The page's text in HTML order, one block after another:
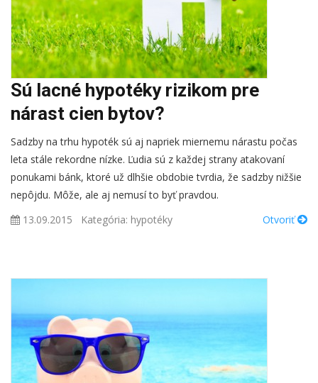
Sú lacné hypotéky rizikom pre
nárast cien bytov?
Sadzby na trhu hypoték sú aj napriek miernemu nárastu počas
leta stále rekordne nízke. Ľudia sú z každej strany atakovaní
ponukami bánk, ktoré už dlhšie obdobie tvrdia, že sadzby nižšie
nepôjdu. Môže, ale aj nemusí to byť pravdou.
13.09.2015
Kategória: hypotéky Otvoriť